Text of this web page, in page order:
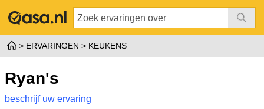
ERVARINGEN KEUKENS
Ryan's
beschrijf uw ervaring